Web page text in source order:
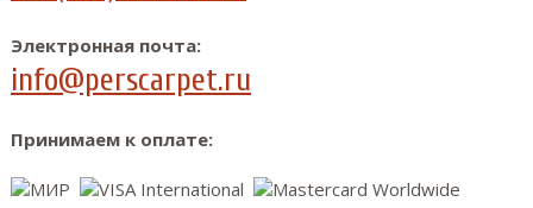
Электронная почта:
info@perscarpet.ru
Принимаем к оплате: